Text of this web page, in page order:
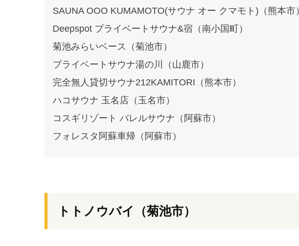
SAUNA OOO KUMAMOTO(サウナ オー クマモト)（熊本市）
Deepspot プライベートサウナ&宿（南小国町）
菊池みらいベース（菊池市）
プライベートサウナ湯の川（山鹿市）
完全無人貸切サウナ212KAMITORI（熊本市）
ハコサウナ 玉名店（玉名市）
コスギリゾート バレルサウナ（阿蘇市）
フォレスタ阿蘇車帰（阿蘇市）
トトノウバイ（菊池市）